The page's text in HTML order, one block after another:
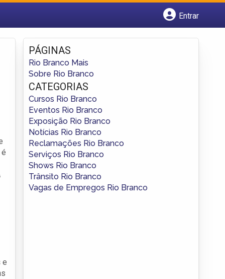
Entrar
Fazer login
Criar conta
e
PÁGINAS
Rio Branco Mais
Sobre Rio Branco
CATEGORIAS
Cursos Rio Branco
Eventos Rio Branco
Exposição Rio Branco
Notícias Rio Branco
Reclamações Rio Branco
Serviços Rio Branco
Shows Rio Branco
Trânsito Rio Branco
Vagas de Empregos Rio Branco